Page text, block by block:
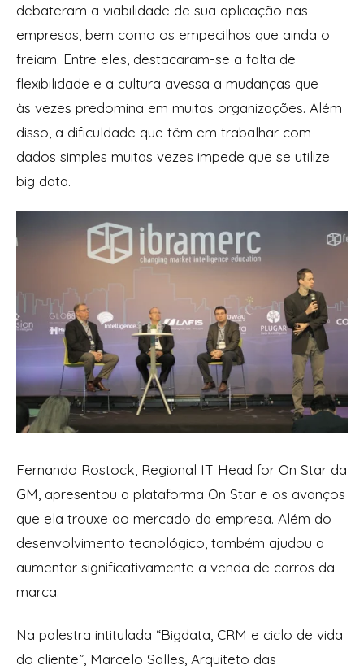
debateram a viabilidade de sua aplicação nas
empresas, bem como os empecilhos que ainda o
freiam. Entre eles, destacaram-se a falta de
flexibilidade e a cultura avessa a mudanças que
às vezes predomina em muitas organizações. Além
disso, a dificuldade que têm em trabalhar com
dados simples muitas vezes impede que se utilize
big data.
Fernando Rostock, Regional IT Head for On Star da
GM, apresentou a plataforma On Star e os avanços
que ela trouxe ao mercado da empresa. Além do
desenvolvimento tecnológico, também ajudou a
aumentar significativamente a venda de carros da
marca.
Na palestra intitulada “Bigdata, CRM e ciclo de vida
do cliente”, Marcelo Salles, Arquiteto das